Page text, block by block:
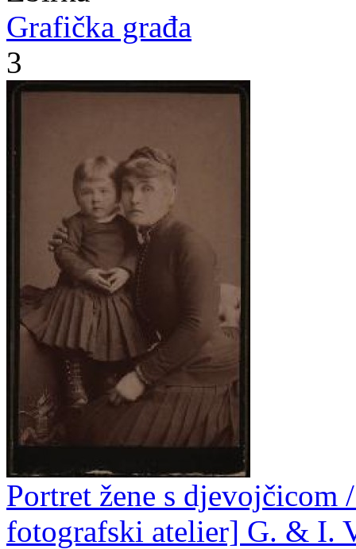
Grafička građa
3
Portret žene s
fotografski atelier] G. & I.